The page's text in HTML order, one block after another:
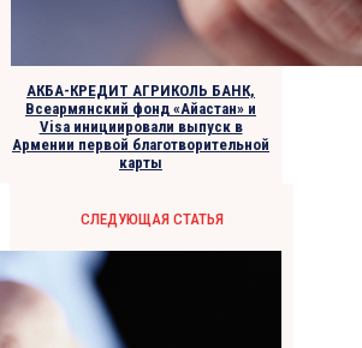
АКБА-КРЕДИТ АГРИКОЛЬ БАНК,
Всеармянский фонд «Айастан» и
Visa инициировали выпуск в
Армении первой благотворительной
карты
СЛЕДУЮЩАЯ СТАТЬЯ